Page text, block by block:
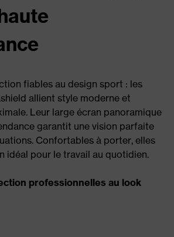
fiables au design sport : les
allient style moderne et
Leur large écran panoramique
garantit une vision parfaite
Confortables à porter, elles
idéal pour le travail au quotidien.
professionnelles au look